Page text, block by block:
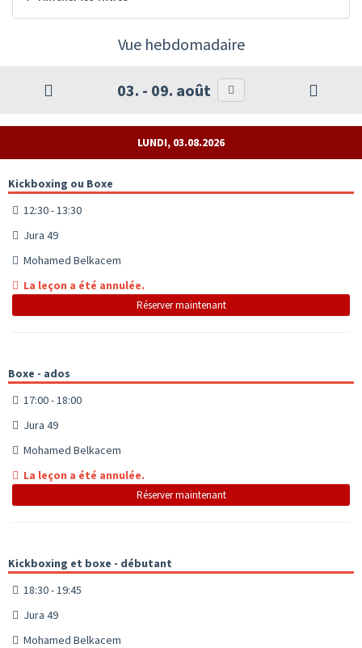
Vue hebdomadaire
03. - 09. août
LUNDI, 03.08.2026
Kickboxing ou Boxe
12:30 - 13:30
Jura 49
Mohamed Belkacem
La leçon a été annulée.
Réserver maintenant
Boxe - ados
17:00 - 18:00
Jura 49
Mohamed Belkacem
La leçon a été annulée.
Réserver maintenant
Kickboxing et boxe - débutant
18:30 - 19:45
Jura 49
Mohamed Belkacem